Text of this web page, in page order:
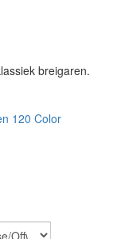
breigaren.
120 Color